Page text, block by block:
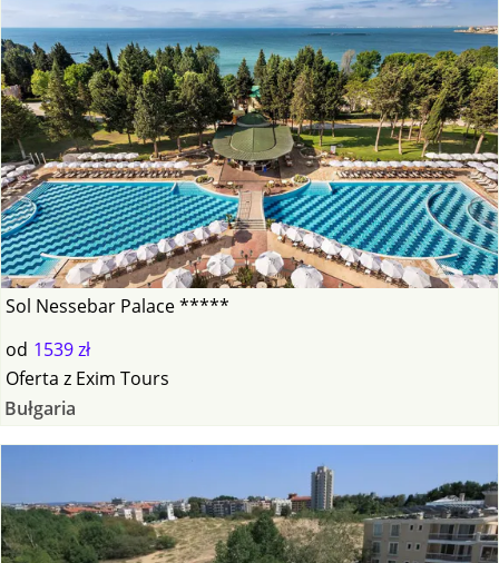
Sol Nessebar Palace *****
od 1539 zł
Oferta z Exim Tours
Bułgaria